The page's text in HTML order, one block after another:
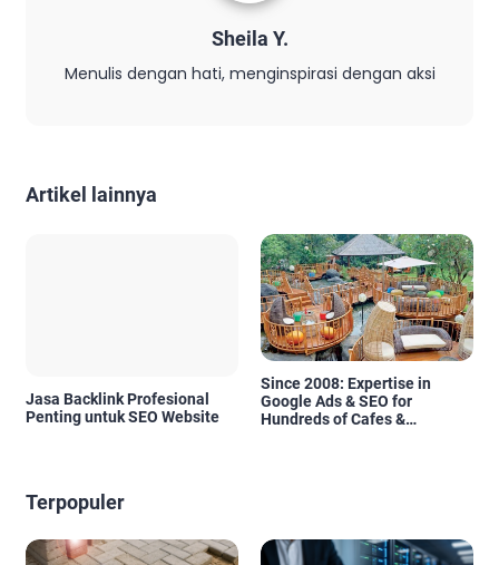
Sheila Y.
Menulis dengan hati, menginspirasi dengan aksi
Artikel lainnya
Jasa Backlink Profesional
Penting untuk SEO Website
Since 2008: Expertise in
Google Ads & SEO for
Hundreds of Cafes &
Terpopuler